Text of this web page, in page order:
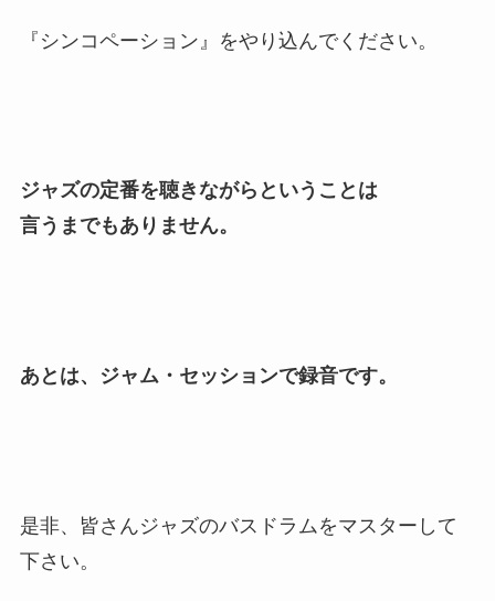
『シンコペーション』をやり込んでください。
ジャズの定番を聴きながらということは
言うまでもありません。
あとは、ジャム・セッションで録音です。
是非、皆さんジャズのバスドラムをマスターして
下さい。